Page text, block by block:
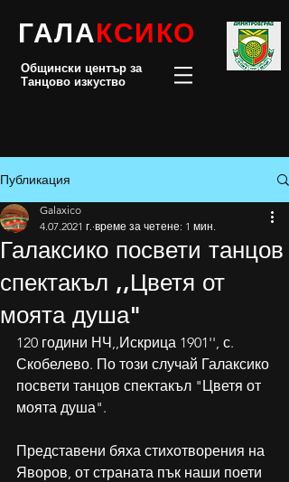
ГАЛАКСИКО
Общински център за
Танцово изкуство
Публикация
Галаксико посвети танцов
спектакъл ,,Цветя от
моята душа"
Galaxico
4.07.2021 г. време за четене: 1 мин.
120 години НЧ,,Искрица 1901'', с.
Скобелево. По този случай Галаксико
посвети танцов спектакъл "Цветя от
моята душа".
Представени бяха стихотворения на
Яворов, от страната пък наши поети